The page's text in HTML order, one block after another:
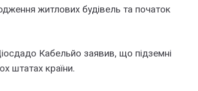
житлових будівель та початок
Кабельйо заявив, що підземні
штатах країни.